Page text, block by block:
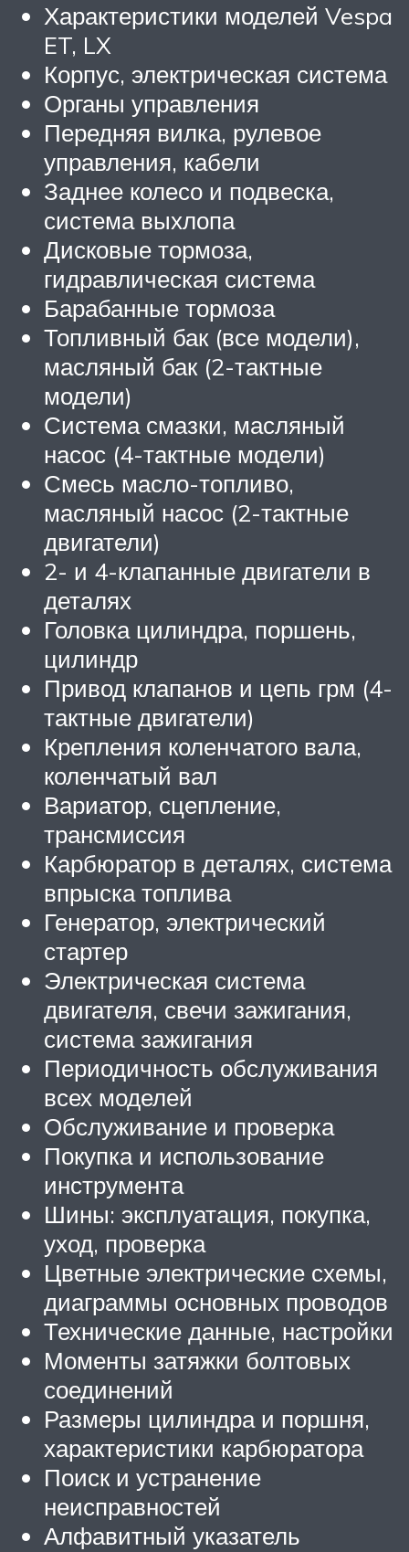
Характеристики моделей Vespa
ET, LX
Корпус, электрическая система
Органы управления
Передняя вилка, рулевое
управления, кабели
Заднее колесо и подвеска,
система выхлопа
Дисковые тормоза,
гидравлическая система
Барабанные тормоза
Топливный бак (все модели),
масляный бак (2-тактные
модели)
Система смазки, масляный
насос (4-тактные модели)
Смесь масло-топливо,
масляный насос (2-тактные
двигатели)
2- и 4-клапанные двигатели в
деталях
Головка цилиндра, поршень,
цилиндр
Привод клапанов и цепь грм (4-
тактные двигатели)
Крепления коленчатого вала,
коленчатый вал
Вариатор, сцепление,
трансмиссия
Карбюратор в деталях, система
впрыска топлива
Генератор, электрический
стартер
Электрическая система
двигателя, свечи зажигания,
система зажигания
Периодичность обслуживания
всех моделей
Обслуживание и проверка
Покупка и использование
инструмента
Шины: эксплуатация, покупка,
уход, проверка
Цветные электрические схемы,
диаграммы основных проводов
Технические данные, настройки
Моменты затяжки болтовых
соединений
Размеры цилиндра и поршня,
характеристики карбюратора
Поиск и устранение
неисправностей
Алфавитный указатель